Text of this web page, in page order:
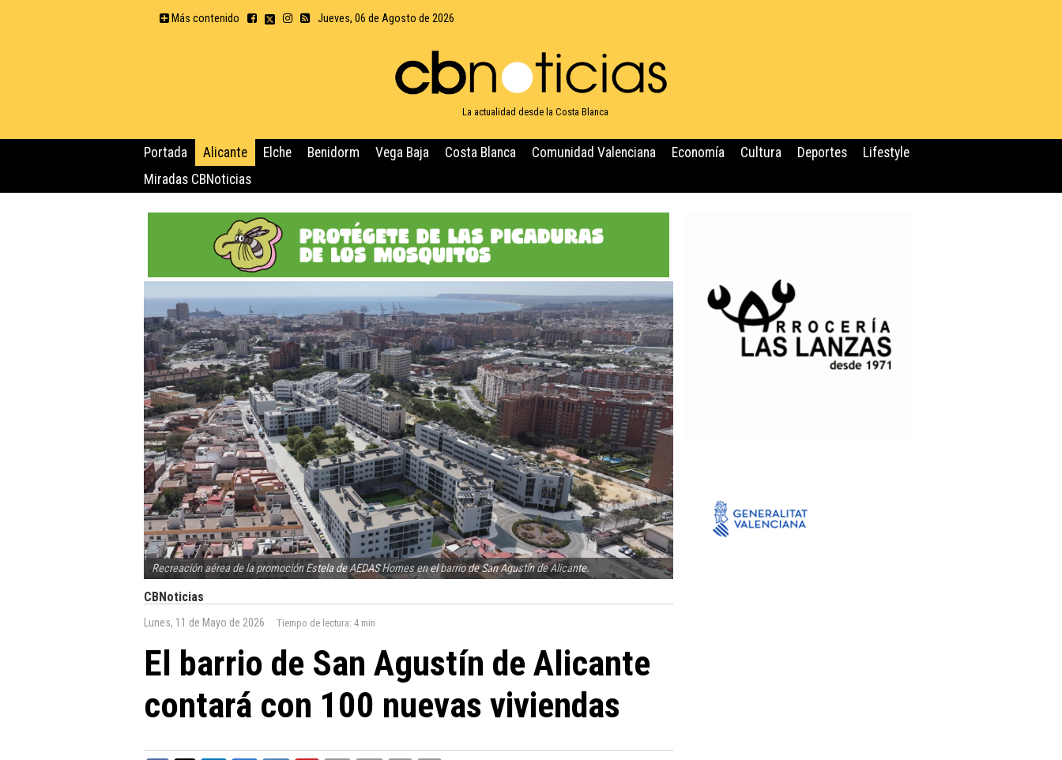
Más contenido Jueves, 06 de Agosto de 2026
La actualidad desde la Costa Blanca
Portada Alicante Elche Benidorm Vega Baja Costa Blanca Comunidad Valenciana Economía Cultura Deportes
Lifestyle
Miradas CBNoticias
Recreación aérea de la promoción Estela de AEDAS Homes en el barrio de San Agustín de Alicante.
CBNoticias
Lunes, 11 de Mayo de 2026 Tiempo de lectura: 4 min
El barrio de San Agustín de Alicante
contará con 100 nuevas viviendas